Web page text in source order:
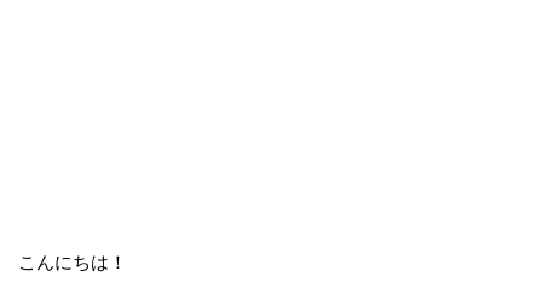
こんにちは！